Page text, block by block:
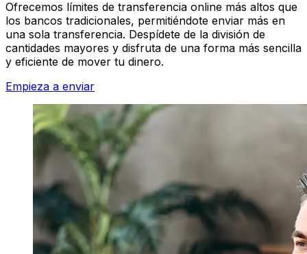
Ofrecemos límites de transferencia online más altos que
los bancos tradicionales, permitiéndote enviar más en
una sola transferencia. Despídete de la división de
cantidades mayores y disfruta de una forma más sencilla
y eficiente de mover tu dinero.
Empieza a enviar